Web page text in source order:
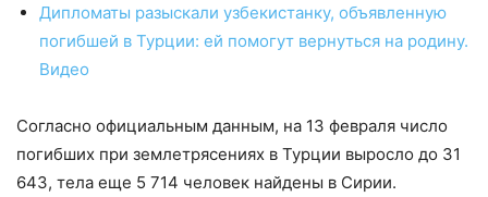
Дипломаты разыскали узбекистанку, объявленную
погибшей в Турции: ей помогут вернуться на родину.
Видео
Согласно официальным данным, на 13 февраля число
погибших при землетрясениях в Турции выросло до 31
643, тела еще 5 714 человек найдены в Сирии.